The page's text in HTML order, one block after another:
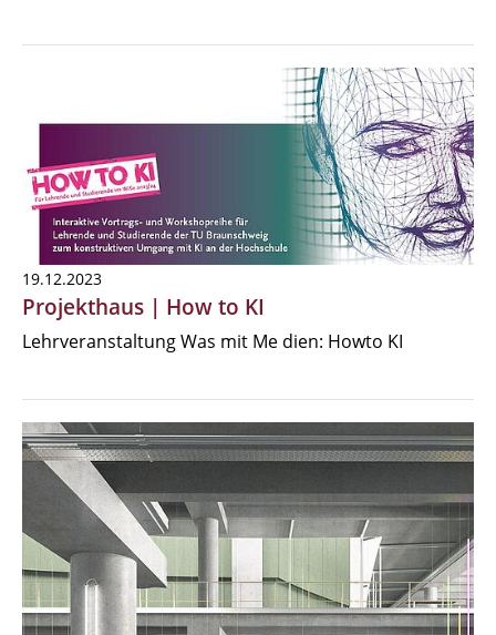
19.12.2023
Projekthaus | How to KI
Lehrveranstaltung Was mit Me dien: Howto KI